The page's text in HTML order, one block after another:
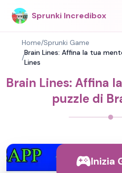
Sprunki Incredibox
Home/Sprunki Game
/
Brain Lines: Affina la tua
Lines
Brain Lines: Affina
puzzle di
Inizia